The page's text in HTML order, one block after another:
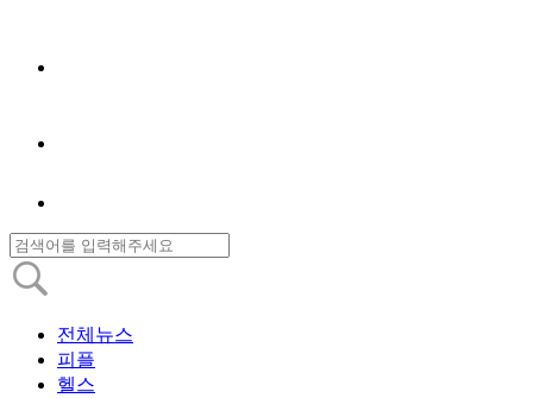
전체뉴스
피플
헬스